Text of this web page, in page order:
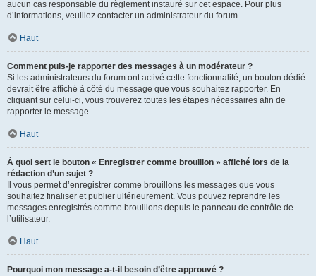
aucun cas responsable du règlement instauré sur cet espace. Pour plus
d’informations, veuillez contacter un administrateur du forum.
Haut
Comment puis-je rapporter des messages à un modérateur ?
Si les administrateurs du forum ont activé cette fonctionnalité, un bouton dédié
devrait être affiché à côté du message que vous souhaitez rapporter. En
cliquant sur celui-ci, vous trouverez toutes les étapes nécessaires afin de
rapporter le message.
Haut
À quoi sert le bouton « Enregistrer comme brouillon » affiché lors de la
rédaction d’un sujet ?
Il vous permet d’enregistrer comme brouillons les messages que vous
souhaitez finaliser et publier ultérieurement. Vous pouvez reprendre les
messages enregistrés comme brouillons depuis le panneau de contrôle de
l’utilisateur.
Haut
Pourquoi mon message a-t-il besoin d’être approuvé ?